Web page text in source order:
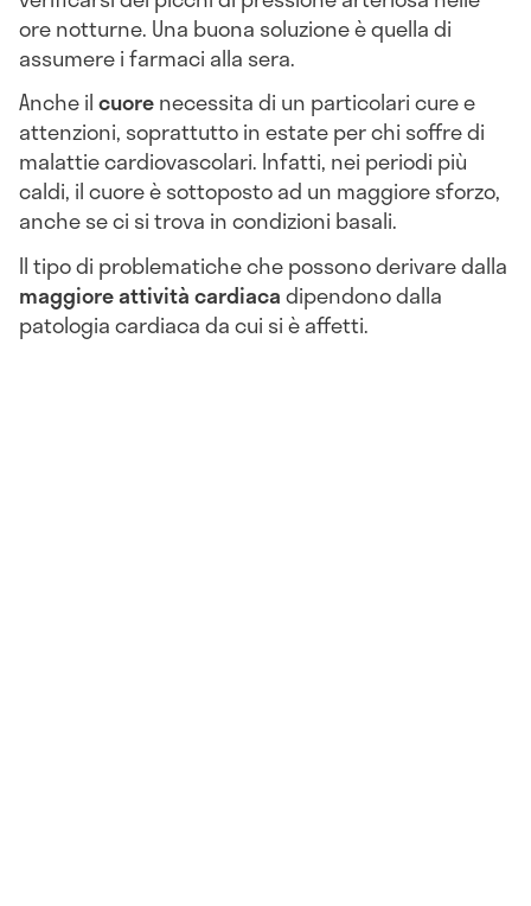
ore notturne. Una buona soluzione è quella di
assumere i farmaci alla sera.
Anche ilcuorenecessita di un particolari cure e
attenzioni, soprattutto in estate per chi soffre di
malattie cardiovascolari. Infatti, nei periodi più
caldi, il cuore è sottoposto ad un maggiore sforzo,
anche se ci si trova in condizioni basali.
Il tipo di problematiche che possono derivare dalla
maggiore attività cardiacadipendono dalla
patologia cardiaca da cui si è affetti.